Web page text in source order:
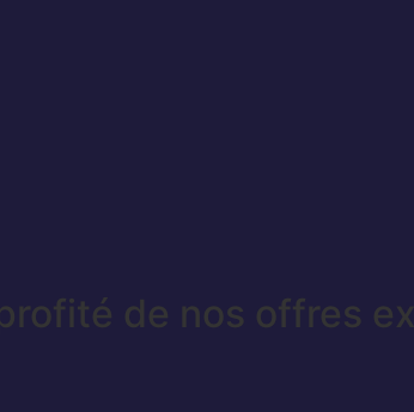
de nos offres